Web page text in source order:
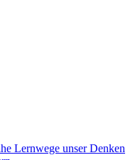
Lernwege unser Denken